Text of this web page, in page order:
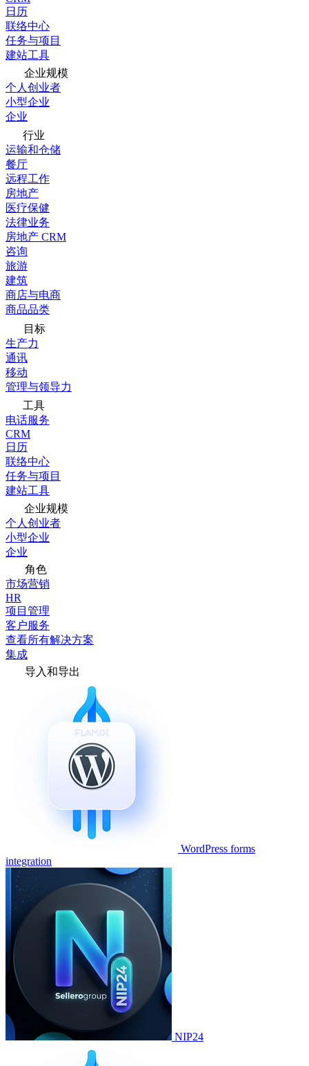
日历
联络中心
任务与项目
建站工具
企业规模
个人创业者
小型企业
企业
行业
运输和仓储
餐厅
远程工作
房地产
医疗保健
法律业务
房地产 CRM
咨询
旅游
建筑
商店与电商
商品品类
目标
生产力
通讯
移动
管理与领导力
工具
电话服务
CRM
日历
联络中心
任务与项目
建站工具
企业规模
个人创业者
小型企业
企业
角色
市场营销
HR
项目管理
客户服务
查看所有解决方案
集成
导入和导出
WordPress forms
integration
NIP24